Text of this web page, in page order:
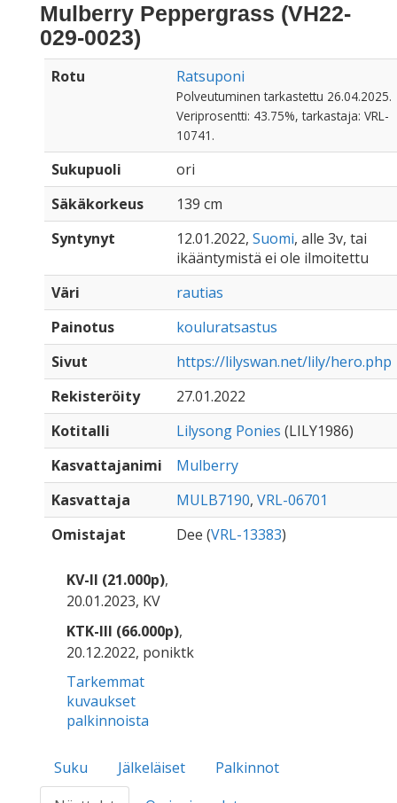
Mulberry Peppergrass (VH22-
029-0023)
Rotu Ratsuponi
Polveutuminen tarkastettu 26.04.2025.
Veriprosentti: 43.75%, tarkastaja: VRL-
10741.
Sukupuoli
ori
Säkäkorkeus
139 cm
Syntynyt
12.01.2022, Suomi, alle 3v, tai
ikääntymistä ei ole ilmoitettu
Väri
rautias
Painotus
kouluratsastus
Sivut
https://lilyswan.net/lily/hero.php
Rekisteröity
27.01.2022
Kotitalli
Lilysong Ponies (LILY1986)
Kasvattajanimi
Mulberry
Kasvattaja
MULB7190, VRL-06701
Omistajat
Dee (VRL-13383)
KV-II (21.000p),
20.01.2023, KV
KTK-III (66.000p),
20.12.2022, poniktk
Tarkemmat
kuvaukset
palkinnoista
Suku Jälkeläiset
Palkinnot